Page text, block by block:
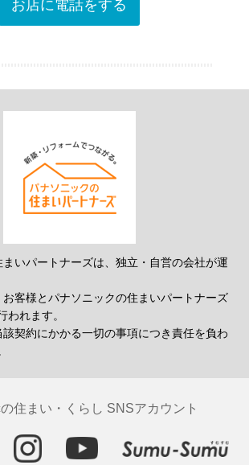
お店に電話をする
いパートナーズは、独立・自営の会社が運
客様とパナソニックの住まいパートナーズ
われます。
契約にかかる一切の事項につき責任を負わ
住まい・くらし SNSアカウント